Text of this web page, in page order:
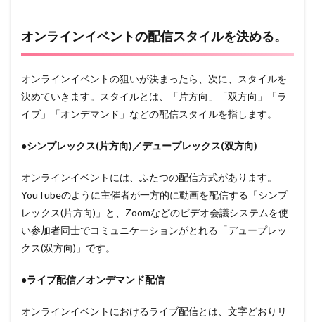
オンラインイベントの配信スタイルを決める。
オンラインイベントの狙いが決まったら、次に、スタイルを
決めていきます。スタイルとは、「片方向」「双方向」「ラ
イブ」「オンデマンド」などの配信スタイルを指します。
●シンプレックス(片方向)／デュープレックス(双方向)
オンラインイベントには、ふたつの配信方式があります。
YouTubeのように主催者が一方的に動画を配信する「シンプ
レックス(片方向)」と、Zoomなどのビデオ会議システムを使
い参加者同士でコミュニケーションがとれる「デュープレッ
クス(双方向)」です。
●ライブ配信／オンデマンド配信
オンラインイベントにおけるライブ配信とは、文字どおりリ